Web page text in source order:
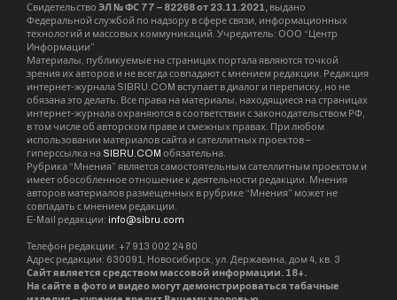
Свидетельство ЭЛ № ФС 77 – 82268 от 23.11.2021, выдано
Федеральной службой по надзору в сфере связи, информационных
технологий и массовых коммуникаций. Учредитель: ООО “Центр
Информации”
Материалы, публикуемые на страницах портала являются точкой
зрения их авторов и не всегда совпадают с мнением редакции. Редакция
интернет-журнала SIBRU.COM вступает в диалог и переписку, но не
обязана это делать. Все права на материалы, находящиеся на страницах
интернет-журнала охраняются в соответствии с законодательством РФ,
в том числе об авторском праве и смежных правах. При любом
использовании материалов сайта и сателлитных проектов –
гиперссылка на SIBRU.COM обязательна.
Рубрика “Мнения” является самостоятельным сателлитным проектом и
имеет обособленное отношение к деятельности редакции. Мнения
авторов материалов размещенных в рубрике “Мнения” может не
совпадать с мнением редакции.
E-Mail редакции: info@sibru.com
Телефон редакции: +7 913 002 24 80
Адрес редакции: 630091, Новосибирск, ул. Державина, дом 4, кв. 3
Сайт является средством массовой информации. 18+.
На сайте в фото и видео могут демонстрироваться табачные